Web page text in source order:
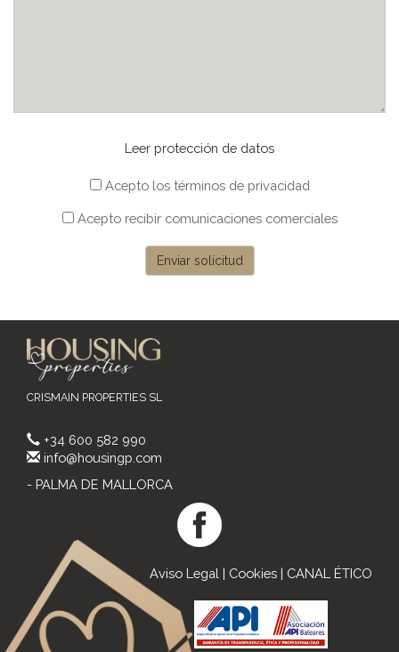
Leer protección de datos
Acepto los términos de privacidad
Acepto recibir comunicaciones comerciales
Enviar solicitud
CRISMAIN PROPERTIES SL
+34 600 582 990
info@housingp.com
- PALMA DE MALLORCA
Aviso Legal | Cookies | CANAL ÉTICO